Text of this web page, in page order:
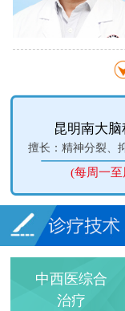
昆明南大脑
擅长：精神分裂、抑
(每周一至周
中西医综合
治疗